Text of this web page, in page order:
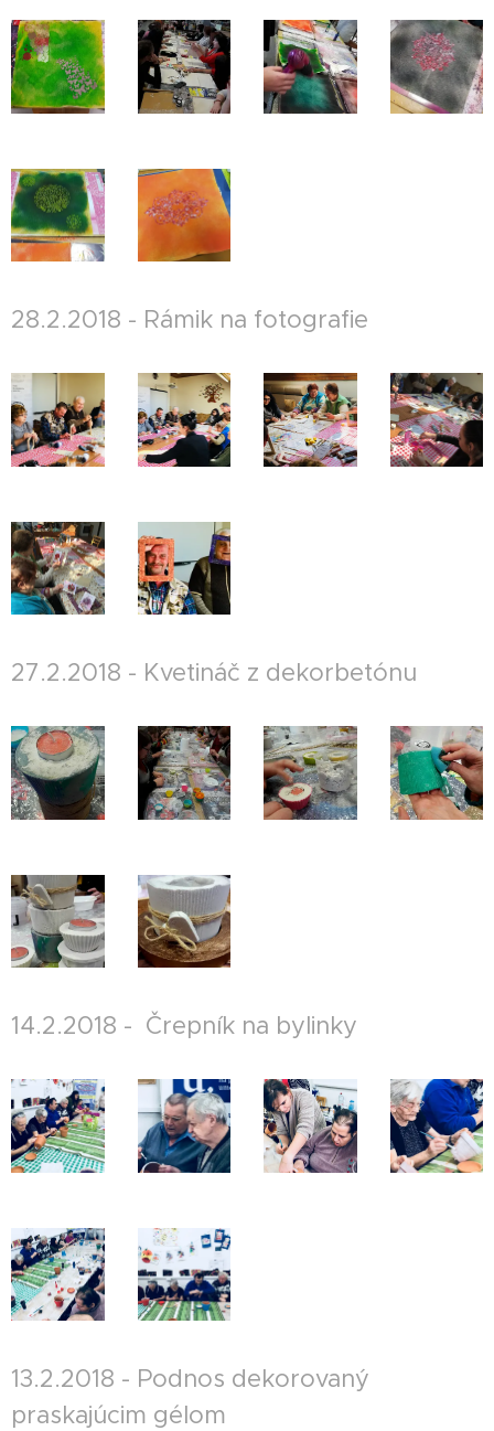
28.2.2018 - Rámik na fotografie
27.2.2018 - Kvetináč z dekorbetónu
14.2.2018 - Črepník na bylinky
13.2.2018 - Podnos dekorovaný
praskajúcim gélom